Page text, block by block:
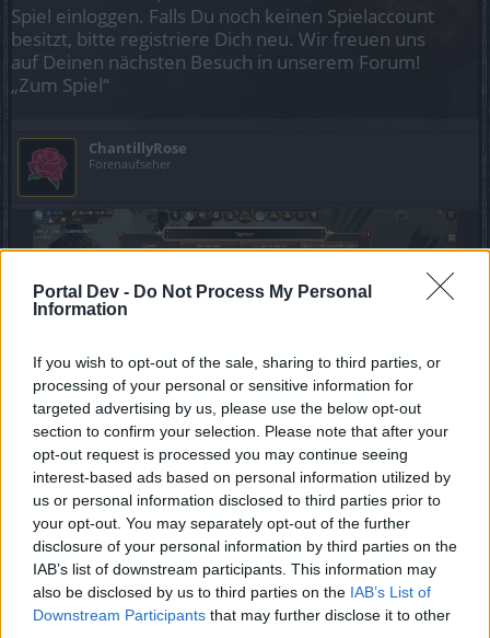
Portal Dev - Do Not Process My Personal
Information
If you wish to opt-out of the sale, sharing to third parties, or
processing of your personal or sensitive information for
targeted advertising by us, please use the below opt-out
section to confirm your selection. Please note that after your
opt-out request is processed you may continue seeing
interest-based ads based on personal information utilized by
us or personal information disclosed to third parties prior to
your opt-out. You may separately opt-out of the further
disclosure of your personal information by third parties on the
IAB’s list of downstream participants. This information may
also be disclosed by us to third parties on the IAB’s List of
Downstream Participants that may further disclose it to other
Spiel einloggen. Falls Du noch keinen Spielaccount
besitzt, bitte registriere Dich neu. Wir freuen uns
auf Deinen nächsten Besuch in unserem Forum!
„Zum Spiel“
ChantillyRose
Forenaufseher
Ich soll die Flöte suchen/finden und das Navi zeigt mir
einen Ort/NPC, wo nun rein gar nichts ist,... "Was also soll
es bedeuten"?
6 Juni 2022